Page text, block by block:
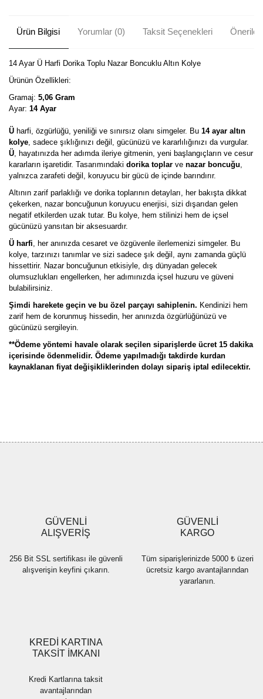
Ürün Bilgisi Yorumlar (0) Taksit Seçenekleri
14 Ayar Ü Harfi Dorika Toplu Nazar Boncuklu Altın Kolye
Ürünün Özellikleri:
Gramaj: 5,06 Gram
Ayar: 14 Ayar
Ü harfi, özgürlüğü, yeniliği ve sınırsız olanı simgeler. Bu 14 ayar altın
kolye , sadece şıklığınızı değil, gücünüzü ve kararlılığınızı da vurgular.
Ü , hayatınızda her adımda ileriye gitmenin, yeni başlangıçların ve cesur
kararların işaretidir. Tasarımındaki dorika toplar ve nazar boncuğu
yalnızca zarafeti değil, koruyucu bir gücü de içinde barındırır.
Altının zarif parlaklığı ve dorika toplarının detayları, her bakışta dikkat
çekerken, nazar boncuğunun koruyucu enerjisi, sizi dışarıdan gelen
negatif etkilerden uzak tutar. Bu kolye, hem stilinizi hem de içsel
gücünüzü yansıtan bir aksesuardır.
Ü harfi , her anınızda cesaret ve özgüvenle ilerlemenizi simgeler. Bu
kolye, tarzınızı tanımlar ve sizi sadece şık değil, aynı zamanda güçlü
hissettirir. Nazar boncuğunun etkisiyle, dış dünyadan gelecek
olumsuzlukları engellerken, her adımınızda içsel huzuru ve güveni
bulabilirsiniz.
Şimdi harekete geçin ve bu özel parçayı sahiplenin. Kendinizi hem
zarif hem de korunmuş hissedin, her anınızda özgürlüğünüzü ve
gücünüzü sergileyin.
**Ödeme yöntemi havale olarak seçilen siparişlerde ücret 15 dakika
içerisinde ödenmelidir. Ödeme yapılmadığı takdirde kurdan
kaynaklanan fiyat değişikliklerinden dolayı sipariş iptal edilecektir.
Ürün fiyatı diğer sitelerden daha pahalı.
Bu ürüne benzer farklı alternatifler olmalı.
GÜVENLİ
ALIŞVERİŞ
256 Bit SSL sertifikası ile güvenli
alışverişin keyfini çıkarın.
GÜVENLİ
KARGO
Tüm siparişlerinizde 5000 ₺ üzeri
ücretsiz kargo avantajlarından
yararlanın.
KREDİ KARTINA
TAKSİT İMKANI
Kredi Kartlarına taksit
avantajlarından